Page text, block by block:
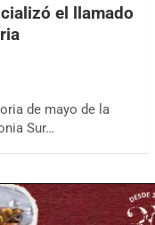
el llamado
de mayo de la
Sur…